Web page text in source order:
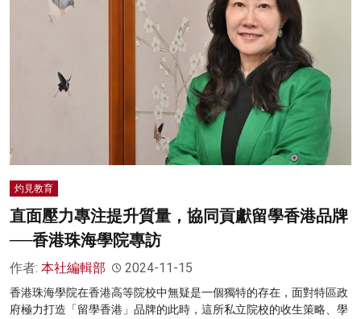
灼見教育
直面壓力專注提升質量，協同貢獻留學香港品牌
──香港珠海學院專訪
作者: 本社編輯部 2024-11-15
香港珠海學院在香港高等院校中無疑是一個獨特的存在，面對特區政
府極力打造「留學香港」品牌的此時，這所私立院校的收生策略、學